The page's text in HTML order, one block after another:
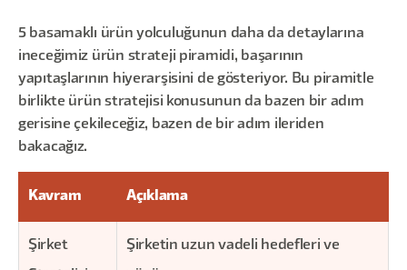
5 basamaklı ürün yolculuğunun daha da detaylarına
ineceğimiz ürün strateji piramidi, başarının
yapıtaşlarının hiyerarşisini de gösteriyor. Bu piramitle
birlikte ürün stratejisi konusunun da bazen bir adım
gerisine çekileceğiz, bazen de bir adım ileriden
bakacağız.
Kavram Açıklama
Şirket Şirketin uzun vadeli hedefleri ve